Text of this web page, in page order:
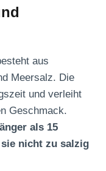
aus
Meersalz. Die
und verleiht
Geschmack.
als 15
nicht zu salzig